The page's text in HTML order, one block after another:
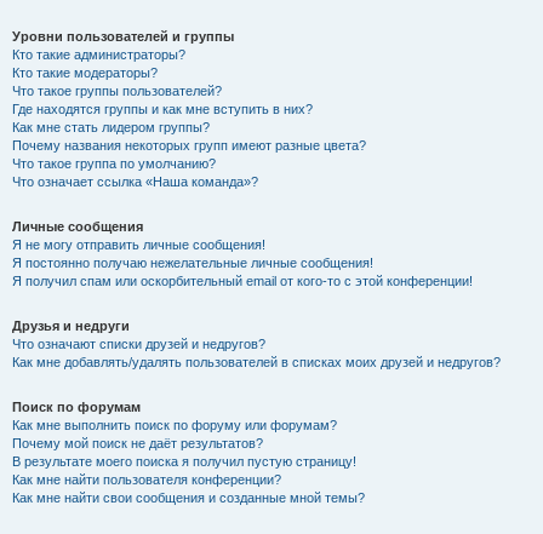
Уровни пользователей и группы
Кто такие администраторы?
Кто такие модераторы?
Что такое группы пользователей?
Где находятся группы и как мне вступить в них?
Как мне стать лидером группы?
Почему названия некоторых групп имеют разные цвета?
Что такое группа по умолчанию?
Что означает ссылка «Наша команда»?
Личные сообщения
Я не могу отправить личные сообщения!
Я постоянно получаю нежелательные личные сообщения!
Я получил спам или оскорбительный email от кого-то с этой конференции!
Друзья и недруги
Что означают списки друзей и недругов?
Как мне добавлять/удалять пользователей в списках моих друзей и недругов?
Поиск по форумам
Как мне выполнить поиск по форуму или форумам?
Почему мой поиск не даёт результатов?
В результате моего поиска я получил пустую страницу!
Как мне найти пользователя конференции?
Как мне найти свои сообщения и созданные мной темы?